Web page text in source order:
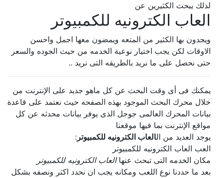
لذلك يبحث الكثيرين عن
العاب الكترونيه للكمبيوتر
ويجدون بها الكثير من المتعه ويمضون معها اجمل واحسن
الاوقات لكن يجب اختيار نوعية الخدمه من حيث الجوده والسعر
حتى نحصل على ما نريد بالطريقه التى نريد ..
يمكنك فى أى وقت البحث عن كل ماهو جديد على الإنترنت من
خلال محرك البحث الموجود بهذه الصفحه حيث نعتمد على قاعدة
بيانات المحرك العالمى جوجل الذى يوفر بيانات محدثه عن كل
مواقع الإنترنت بما فيها موقعنا
يوجد العديد من ال العاب الكترونيه للكمبيوتر:
العب العاب الكترونيه للكمبيوتر
مكان الخدمه التى تبحث عنهاالعاب الكترونيه للكمبيوتر
بعد ما حددنا نوع اللعب ومكانه يجب ان نحدد اكثر ونصفه بشكل